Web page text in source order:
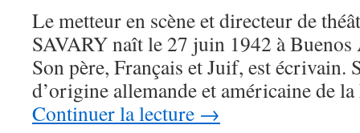
Le metteur en scène et directeur de
SAVARY naît le 27 juin 1942 à
Son père, Français et Juif, est écrivain.
d’origine allemande et américaine de
Continuer la lecture →